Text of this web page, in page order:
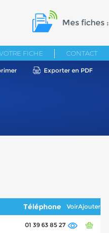
Mes fiches :
FICHE CONTACT
Exporter en PDF
Téléphone VoirAjouter
01 39 63 85 27